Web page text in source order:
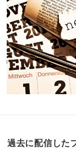
過去に配信した